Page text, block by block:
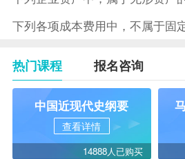
下列各项成本费用中，不属于固
热门课程 报名咨询
中国近现代史纲要
查看详情
14888人已购买